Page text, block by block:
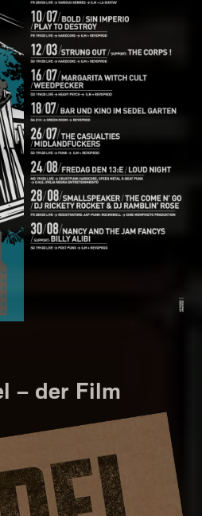
– der Film